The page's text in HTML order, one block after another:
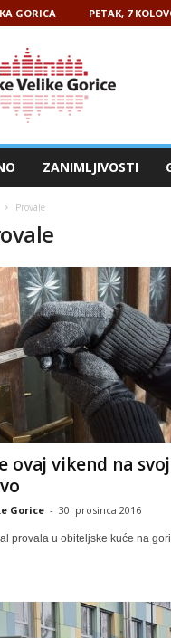
GORICA PETAK, 7
ZANIMLJIVOSTI
Provale
ovaj vikend na
Gorice - 30. prosinca 2016
provala u obiteljske kuće na